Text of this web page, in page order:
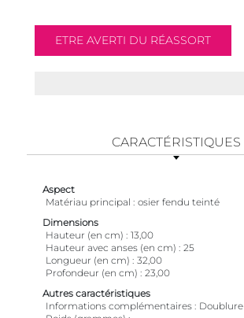
CARACTÉRISTIQUES
Aspect
Matériau principal
osier fendu teinté
Dimensions
Hauteur (en cm)
13,00
Hauteur avec anses (en cm)
25
Longueur (en cm)
32,00
Profondeur (en cm)
23,00
Autres caractéristiques
Informations complémentaires